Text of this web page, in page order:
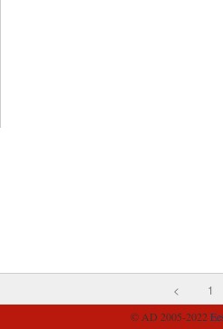
< 1
© AD 2005-2022